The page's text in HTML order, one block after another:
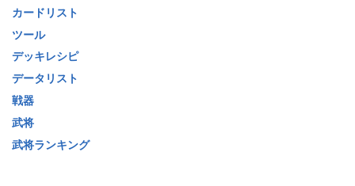
カードリスト
ツール
デッキレシピ
データリスト
戦器
武将
武将ランキング